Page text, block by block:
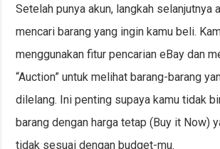
Setelah punya akun, langkah selanjutnya
mencari barang yang ingin kamu beli.
menggunakan fitur pencarian eBay dan
“Auction” untuk melihat barang-barang
dilelang. Ini penting supaya kamu tidak
barang dengan harga tetap (Buy it Now)
tidak sesuai dengan budget-mu.